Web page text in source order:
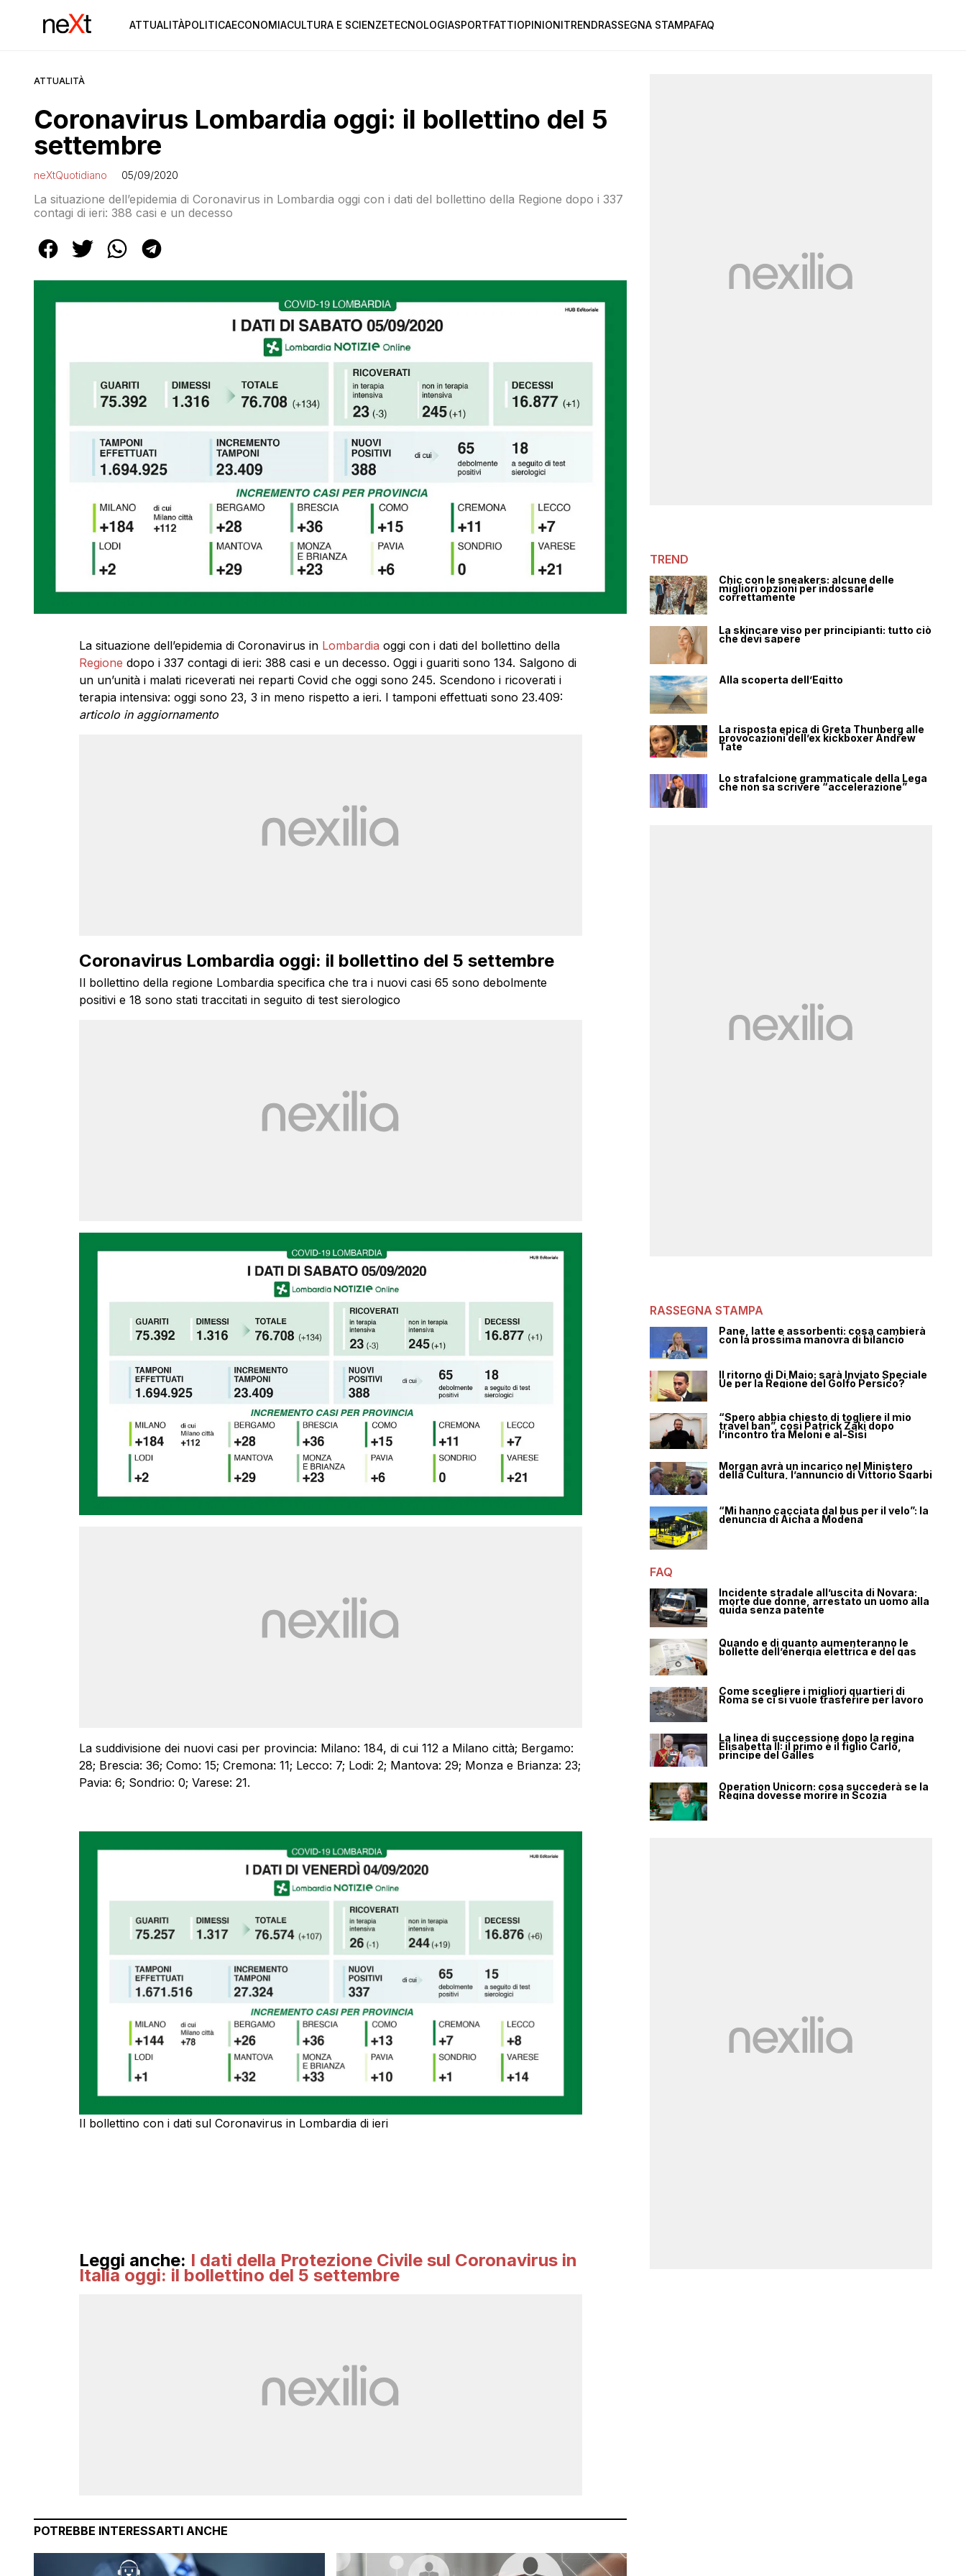
ATTUALITÀPOLITICAECONOMIACULTURA E SCIENZETECNOLOGIASPORTFATTIOPINIONITRENDRASSEGNA STAMPAFAQ
ATTUALITÀ
Coronavirus Lombardia oggi: il bollettino del 5
settembre
neXtQuotidiano 05/09/2020
La situazione dell’epidemia di Coronavirus in Lombardia oggi con i dati del bollettino della Regione dopo i 337
contagi di ieri: 388 casi e un decesso
La situazione dell’epidemia di Coronavirus in Lombardia oggi con i dati del bollettino della
Regione dopo i 337 contagi di ieri: 388 casi e un decesso. Oggi i guariti sono 134. Salgono di
un un’unità i malati riceverati nei reparti Covid che oggi sono 245. Scendono i ricoverati i
terapia intensiva: oggi sono 23, 3 in meno rispetto a ieri. I tamponi effettuati sono 23.409:
articolo in aggiornamento
Coronavirus Lombardia oggi: il bollettino del 5 settembre
Il bollettino della regione Lombardia specifica che tra i nuovi casi 65 sono debolmente
positivi e 18 sono stati traccitati in seguito di test sierologico
La suddivisione dei nuovi casi per provincia: Milano: 184, di cui 112 a Milano città; Bergamo:
28; Brescia: 36; Como: 15; Cremona: 11; Lecco: 7; Lodi: 2; Mantova: 29; Monza e Brianza: 23;
Pavia: 6; Sondrio: 0; Varese: 21.
Il bollettino con i dati sul Coronavirus in Lombardia di ieri
Leggi anche: I dati della Protezione Civile sul Coronavirus in
Italia oggi: il bollettino del 5 settembre
POTREBBE INTERESSARTI ANCHE
TREND
Chic con le sneakers: alcune delle
migliori opzioni per indossarle
correttamente
La skincare viso per principianti: tutto ciò
che devi sapere
Alla scoperta dell’Egitto
La risposta epica di Greta Thunberg alle
provocazioni dell’ex kickboxer Andrew
Tate
Lo strafalcione grammaticale della Lega
che non sa scrivere “accelerazione”
RASSEGNA STAMPA
Pane, latte e assorbenti: cosa cambierà
con la prossima manovra di bilancio
Il ritorno di Di Maio: sarà Inviato Speciale
Ue per la Regione del Golfo Persico?
“Spero abbia chiesto di togliere il mio
travel ban”, così Patrick Zaki dopo
l’incontro tra Meloni e al-Sisi
Morgan avrà un incarico nel Ministero
della Cultura, l’annuncio di Vittorio Sgarbi
“Mi hanno cacciata dal bus per il velo”: la
denuncia di Aicha a Modena
FAQ
Incidente stradale all’uscita di Novara:
morte due donne, arrestato un uomo alla
guida senza patente
Quando e di quanto aumenteranno le
bollette dell’energia elettrica e del gas
Come scegliere i migliori quartieri di
Roma se ci si vuole trasferire per lavoro
La linea di successione dopo la regina
Elisabetta II: il primo è il figlio Carlo,
principe del Galles
Operation Unicorn: cosa succederà se la
Regina dovesse morire in Scozia